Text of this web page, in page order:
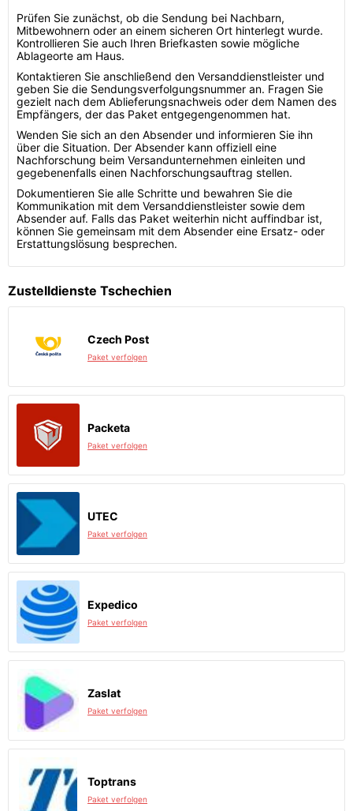
Prüfen Sie zunächst, ob die Sendung bei Nachbarn,
Mitbewohnern oder an einem sicheren Ort hinterlegt wurde.
Kontrollieren Sie auch Ihren Briefkasten sowie mögliche
Ablageorte am Haus.
Kontaktieren Sie anschließend den Versanddienstleister und
geben Sie die Sendungsverfolgungsnummer an. Fragen Sie
gezielt nach dem Ablieferungsnachweis oder dem Namen des
Empfängers, der das Paket entgegengenommen hat.
Wenden Sie sich an den Absender und informieren Sie ihn
über die Situation. Der Absender kann offiziell eine
Nachforschung beim Versandunternehmen einleiten und
gegebenenfalls einen Nachforschungsauftrag stellen.
Dokumentieren Sie alle Schritte und bewahren Sie die
Kommunikation mit dem Versanddienstleister sowie dem
Absender auf. Falls das Paket weiterhin nicht auffindbar ist,
können Sie gemeinsam mit dem Absender eine Ersatz- oder
Erstattungslösung besprechen.
Zustelldienste Tschechien
Czech Post
Paket verfolgen
Packeta
Paket verfolgen
UTEC
Paket verfolgen
Expedico
Paket verfolgen
Zaslat
Paket verfolgen
Toptrans
Paket verfolgen